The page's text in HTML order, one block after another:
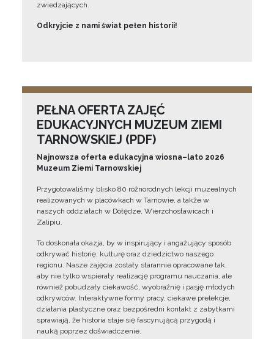
zwiedzających.
Odkryjcie z nami świat pełen historii!
PEŁNA OFERTA ZAJĘĆ
EDUKACYJNYCH MUZEUM ZIEMI
TARNOWSKIEJ (PDF)
Najnowsza oferta edukacyjna wiosna–lato 2026
Muzeum Ziemi Tarnowskiej
Przygotowaliśmy blisko 80 różnorodnych lekcji muzealnych
realizowanych w placówkach w Tarnowie, a także w
naszych oddziałach w Dołędze, Wierzchosławicach i
Zalipiu.
To doskonała okazja, by w inspirujący i angażujący sposób
odkrywać historię, kulturę oraz dziedzictwo naszego
regionu. Nasze zajęcia zostały starannie opracowane tak,
aby nie tylko wspierały realizację programu nauczania, ale
również pobudzały ciekawość, wyobraźnię i pasję młodych
odkrywców. Interaktywne formy pracy, ciekawe prelekcje,
działania plastyczne oraz bezpośredni kontakt z zabytkami
sprawiają, że historia staje się fascynującą przygodą i
nauką poprzez doświadczenie.